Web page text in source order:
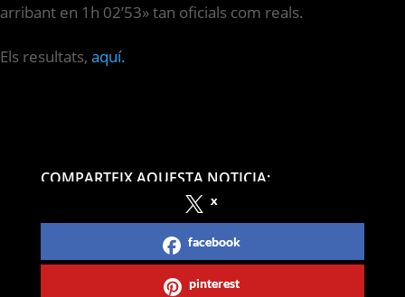
arribant en 1h 02’53» tan oficials com reals.
Els resultats, aquí.
COMPARTEIX AQUESTA NOTICIA:
x
facebook
pinterest